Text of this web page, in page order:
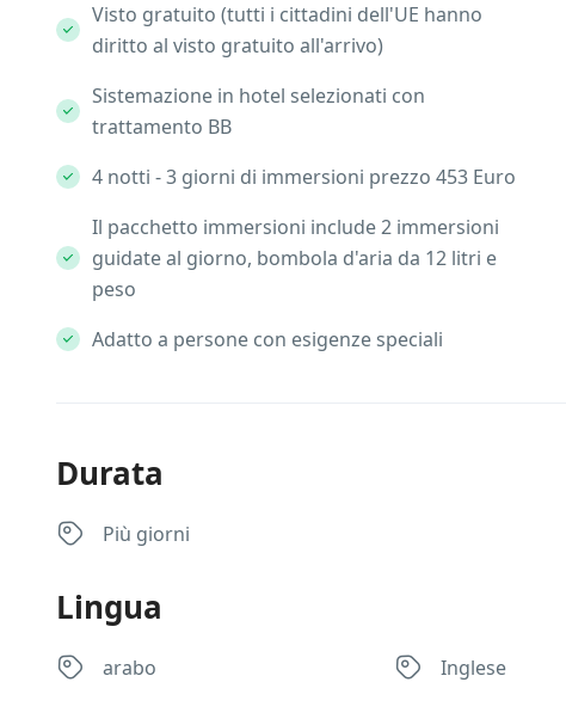
Visto gratuito (tutti i cittadini dell'UE hanno
diritto al visto gratuito all'arrivo)
Sistemazione in hotel selezionati con
trattamento BB
4 notti - 3 giorni di immersioni prezzo 453 Euro
Il pacchetto immersioni include 2 immersioni
guidate al giorno, bombola d'aria da 12 litri e
peso
Adatto a persone con esigenze speciali
Durata
Più giorni
Lingua
arabo Inglese